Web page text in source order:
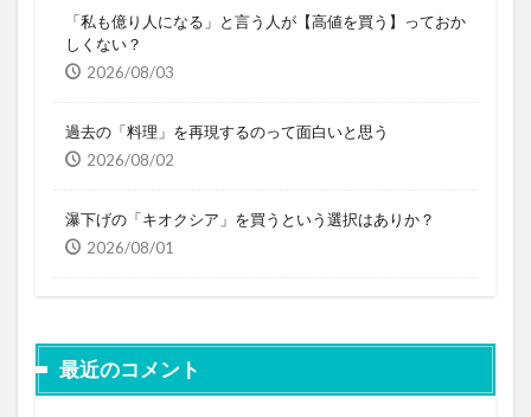
「私も億り人になる」と言う人が【高値を買う】っておか
しくない？
2026/08/03
過去の「料理」を再現するのって面白いと思う
2026/08/02
瀑下げの「キオクシア」を買うという選択はありか？
2026/08/01
最近のコメント